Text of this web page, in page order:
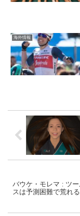
海外情報
バウケ・モレマ : ツ
スは予測困難で荒れ